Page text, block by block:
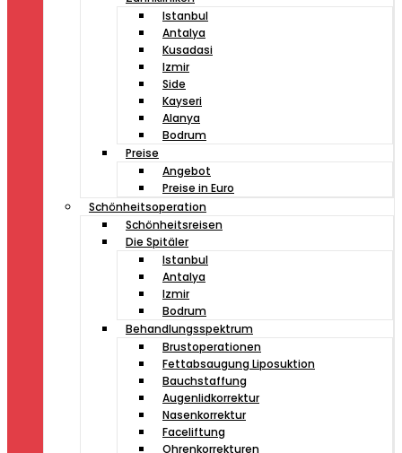
Istanbul
Antalya
Kusadasi
Izmir
Side
Kayseri
Alanya
Bodrum
Preise
Angebot
Preise in Euro
Schönheitsoperation
Schönheitsreisen
Die Spitäler
Istanbul
Antalya
Izmir
Bodrum
Behandlungsspektrum
Brustoperationen
Fettabsaugung Liposuktion
Bauchstaffung
Augenlidkorrektur
Nasenkorrektur
Faceliftung
Ohrenkorrekturen